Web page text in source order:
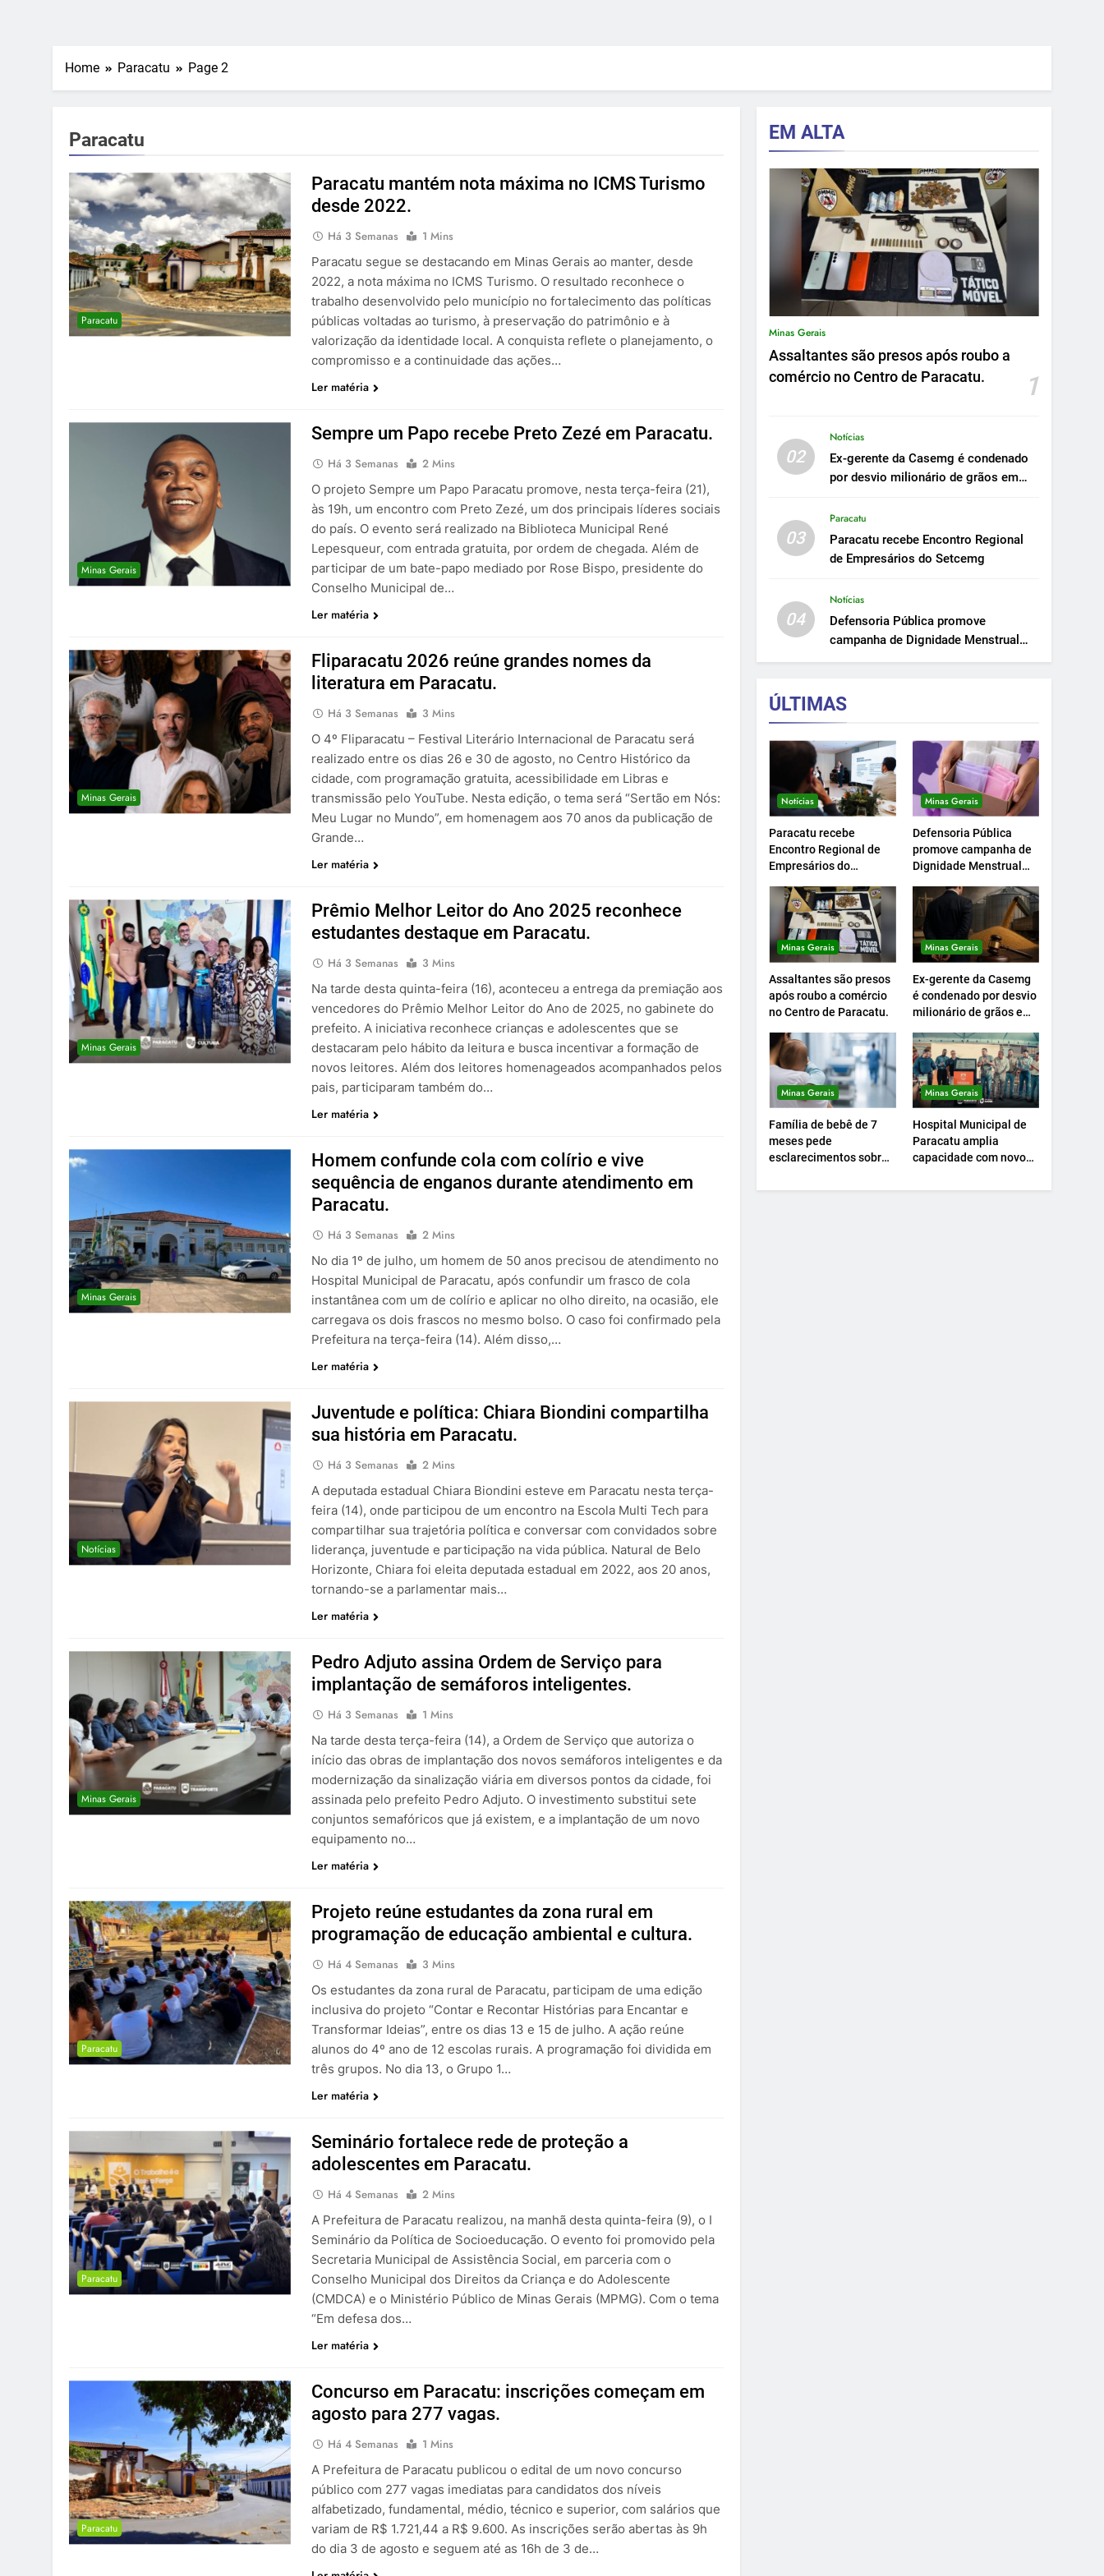
Home Paracatu Page 2
Paracatu
Paracatu
Paracatu mantém nota máxima no ICMS Turismo
desde 2022.
Há 3 Semanas
1 Mins
Paracatu segue se destacando em Minas Gerais ao manter, desde
2022, a nota máxima no ICMS Turismo. O resultado reconhece o
trabalho desenvolvido pelo município no fortalecimento das políticas
públicas voltadas ao turismo, à preservação do patrimônio e à
valorização da identidade local. A conquista reflete o planejamento, o
compromisso e a continuidade das ações…
Ler matéria
Minas Gerais
Sempre um Papo recebe Preto Zezé em Paracatu.
Há 3 Semanas
2 Mins
O projeto Sempre um Papo Paracatu promove, nesta terça-feira (21),
às 19h, um encontro com Preto Zezé, um dos principais líderes sociais
do país. O evento será realizado na Biblioteca Municipal René
Lepesqueur, com entrada gratuita, por ordem de chegada. Além de
participar de um bate-papo mediado por Rose Bispo, presidente do
Conselho Municipal de…
Ler matéria
Minas Gerais
Fliparacatu 2026 reúne grandes nomes da
literatura em Paracatu.
Há 3 Semanas
3 Mins
O 4º Fliparacatu – Festival Literário Internacional de Paracatu será
realizado entre os dias 26 e 30 de agosto, no Centro Histórico da
cidade, com programação gratuita, acessibilidade em Libras e
transmissão pelo YouTube. Nesta edição, o tema será “Sertão em Nós:
Meu Lugar no Mundo”, em homenagem aos 70 anos da publicação de
Grande…
Ler matéria
Minas Gerais
Prêmio Melhor Leitor do Ano 2025 reconhece
estudantes destaque em Paracatu.
Há 3 Semanas
3 Mins
Na tarde desta quinta-feira (16), aconteceu a entrega da premiação aos
vencedores do Prêmio Melhor Leitor do Ano de 2025, no gabinete do
prefeito. A iniciativa reconhece crianças e adolescentes que se
destacaram pelo hábito da leitura e busca incentivar a formação de
novos leitores. Além dos leitores homenageados acompanhados pelos
pais, participaram também do…
Ler matéria
Minas Gerais
Homem confunde cola com colírio e vive
sequência de enganos durante atendimento em
Paracatu.
Há 3 Semanas
2 Mins
No dia 1º de julho, um homem de 50 anos precisou de atendimento no
Hospital Municipal de Paracatu, após confundir um frasco de cola
instantânea com um de colírio e aplicar no olho direito, na ocasião, ele
carregava os dois frascos no mesmo bolso. O caso foi confirmado pela
Prefeitura na terça-feira (14). Além disso,…
Ler matéria
Notícias
Juventude e política: Chiara Biondini compartilha
sua história em Paracatu.
Há 3 Semanas
2 Mins
A deputada estadual Chiara Biondini esteve em Paracatu nesta terça-
feira (14), onde participou de um encontro na Escola Multi Tech para
compartilhar sua trajetória política e conversar com convidados sobre
liderança, juventude e participação na vida pública. Natural de Belo
Horizonte, Chiara foi eleita deputada estadual em 2022, aos 20 anos,
tornando-se a parlamentar mais…
Ler matéria
Minas Gerais
Pedro Adjuto assina Ordem de Serviço para
implantação de semáforos inteligentes.
Há 3 Semanas
1 Mins
Na tarde desta terça-feira (14), a Ordem de Serviço que autoriza o
início das obras de implantação dos novos semáforos inteligentes e da
modernização da sinalização viária em diversos pontos da cidade, foi
assinada pelo prefeito Pedro Adjuto. O investimento substitui sete
conjuntos semafóricos que já existem, e a implantação de um novo
equipamento no…
Ler matéria
Paracatu
Projeto reúne estudantes da zona rural em
programação de educação ambiental e cultura.
Há 4 Semanas
3 Mins
Os estudantes da zona rural de Paracatu, participam de uma edição
inclusiva do projeto “Contar e Recontar Histórias para Encantar e
Transformar Ideias”, entre os dias 13 e 15 de julho. A ação reúne
alunos do 4º ano de 12 escolas rurais. A programação foi dividida em
três grupos. No dia 13, o Grupo 1…
Ler matéria
Paracatu
Seminário fortalece rede de proteção a
adolescentes em Paracatu.
Há 4 Semanas
2 Mins
A Prefeitura de Paracatu realizou, na manhã desta quinta-feira (9), o I
Seminário da Política de Socioeducação. O evento foi promovido pela
Secretaria Municipal de Assistência Social, em parceria com o
Conselho Municipal dos Direitos da Criança e do Adolescente
(CMDCA) e o Ministério Público de Minas Gerais (MPMG). Com o tema
“Em defesa dos…
Ler matéria
Paracatu
Concurso em Paracatu: inscrições começam em
agosto para 277 vagas.
Há 4 Semanas
1 Mins
A Prefeitura de Paracatu publicou o edital de um novo concurso
público com 277 vagas imediatas para candidatos dos níveis
alfabetizado, fundamental, médio, técnico e superior, com salários que
variam de R$ 1.721,44 a R$ 9.600. As inscrições serão abertas às 9h
do dia 3 de agosto e seguem até as 16h de 3 de…
EM ALTA
Minas Gerais
Assaltantes são presos após roubo a
comércio no Centro de Paracatu.
1
02
Notícias
Ex-gerente da Casemg é condenado
por desvio milionário de grãos em
03
Paracatu
Paracatu recebe Encontro Regional
de Empresários do Setcemg
04
Notícias
Defensoria Pública promove
campanha de Dignidade Menstrual
em Minas.
ÚLTIMAS
Notícias
Paracatu recebe
Encontro Regional de
Empresários do
Minas Gerais
Defensoria Pública
promove campanha de
Dignidade Menstrual
Minas Gerais
Assaltantes são presos
após roubo a comércio
no Centro de Paracatu.
Minas Gerais
Ex-gerente da Casemg
é condenado por desvio
milionário de grãos em
Minas Gerais
Família de bebê de 7
meses pede
esclarecimentos sobre
transferência
Minas Gerais
Hospital Municipal de
Paracatu amplia
capacidade com novo